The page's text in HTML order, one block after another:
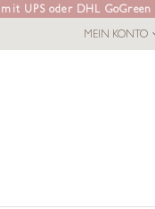
UPS oder DHL GoGreen
MEIN KONTO